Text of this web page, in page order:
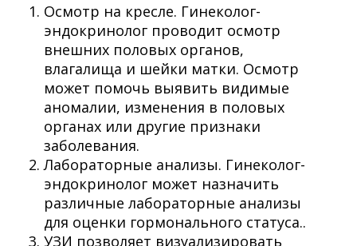
Осмотр на кресле. Гинеколог-
эндокринолог проводит осмотр
внешних половых органов,
влагалища и шейки матки. Осмотр
может помочь выявить видимые
аномалии, изменения в половых
органах или другие признаки
заболевания.
Лабораторные анализы. Гинеколог-
эндокринолог может назначить
различные лабораторные анализы
для оценки гормонального статуса..
УЗИ позволяет визуализировать